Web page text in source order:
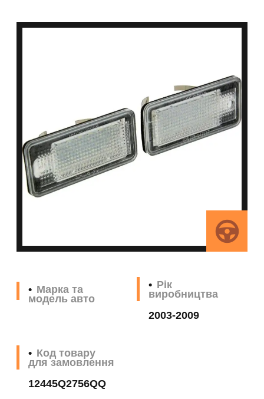
Марка та
модель авто
Рік
виробництва
2003-2009
Код товару
для замовлення
12445Q2756QQ